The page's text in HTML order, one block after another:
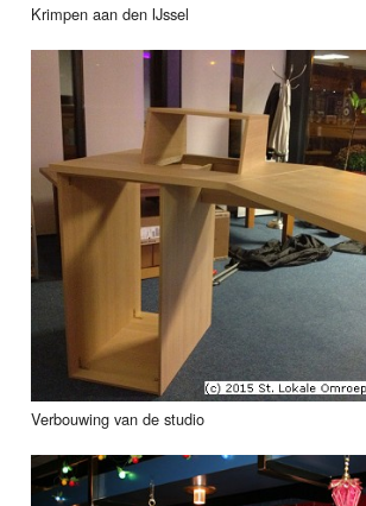
Krimpen aan den IJssel
Verbouwing van de studio